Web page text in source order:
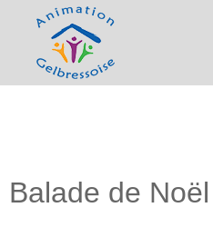
Balade de Noël